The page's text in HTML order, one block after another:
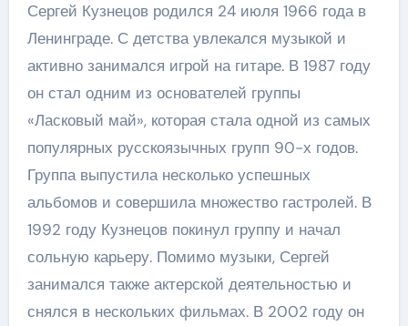
Сергей Кузнецов родился 24 июля 1966 года в
Ленинграде. С детства увлекался музыкой и
активно занимался игрой на гитаре. В 1987 году
он стал одним из основателей группы
«Ласковый май», которая стала одной из самых
популярных русскоязычных групп 90-х годов.
Группа выпустила несколько успешных
альбомов и совершила множество гастролей. В
1992 году Кузнецов покинул группу и начал
сольную карьеру. Помимо музыки, Сергей
занимался также актерской деятельностью и
снялся в нескольких фильмах. В 2002 году он